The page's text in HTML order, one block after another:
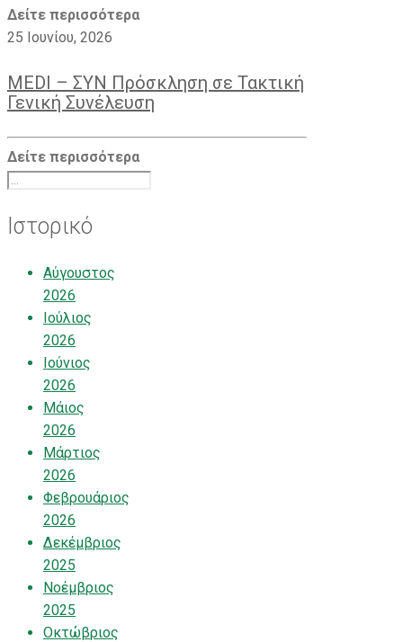
Δείτε περισσότερα
25 Ιουνίου, 2026
MEDI – ΣΥΝ Πρόσκληση σε Τακτική
Γενική Συνέλευση
Δείτε περισσότερα
Ιστορικό
Αύγουστος
2026
Ιούλιος
2026
Ιούνιος
2026
Μάιος
2026
Μάρτιος
2026
Φεβρουάριος
2026
Δεκέμβριος
2025
Νοέμβριος
2025
Οκτώβριος